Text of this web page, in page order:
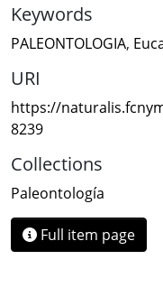
Keywords
PALEONTOLOGIA,
URI
https://
8239
Collections
Paleontología
Full item page